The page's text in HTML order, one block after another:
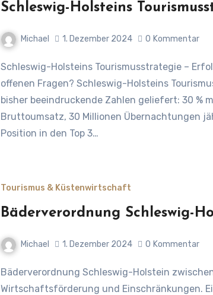
Schleswig-Holsteins
Michael 1. Dezember 2024 0 Kommentar
Schleswig-Holsteins Tourismusstrategie – Erfolgsgeschichte mit
offenen Fragen? Schleswig-Holsteins
bisher beeindruckende Zahlen geliefert: 30 %
Bruttoumsatz, 30 Millionen Übernachtungen
Position in den Top 3…
Tourismus & Küstenwirtschaft
Bäderverordnung Schleswig-
Michael 1. Dezember 2024 0 Kommentar
Bäderverordnung Schleswig-Holstein zwischen
Wirtschaftsförderung und Einschränkungen.